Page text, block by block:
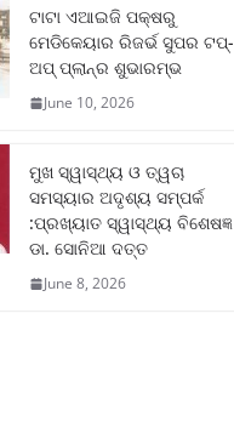
ଟାଟା ଏଆଇଜି ପକ୍ଷରୁ
ମେଡିକେୟାର ରିଜର୍ଭ ସୁପର ଟପ୍‌-
ଅପ୍ ପ୍ଲାନ୍‌ର ଶୁଭାରମ୍ଭ
June 10, 2026
ମୁଖ ସ୍ୱାସ୍ଥ୍ୟ ଓ ତ୍ୱଚା
ସମସ୍ୟାର ଅଦୃଶ୍ୟ ସମ୍ପର୍କ
:ପ୍ରଖ୍ୟାତ ସ୍ୱାସ୍ଥ୍ୟ ବିଶେଷଜ୍ଞ
ଡା. ସୋନିଆ ଦତ୍ତ
June 8, 2026